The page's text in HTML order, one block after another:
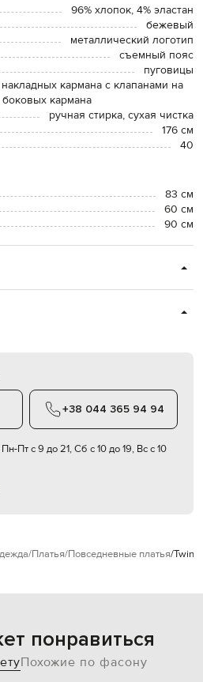
96% хлопок, 4% эластан
бежевый
металлический логотип
съемный пояс
пуговицы
кармана с клапанами на
боковых кармана
ручная стирка, сухая чистка
176 см
40
83 см
60 см
90 см
+38 044 365 94 94
Пн-Пт с 9 до 21, Сб с 10 до 19, Вс с 10
Платья Повседневные платья
понравиться
Похожие по фасону